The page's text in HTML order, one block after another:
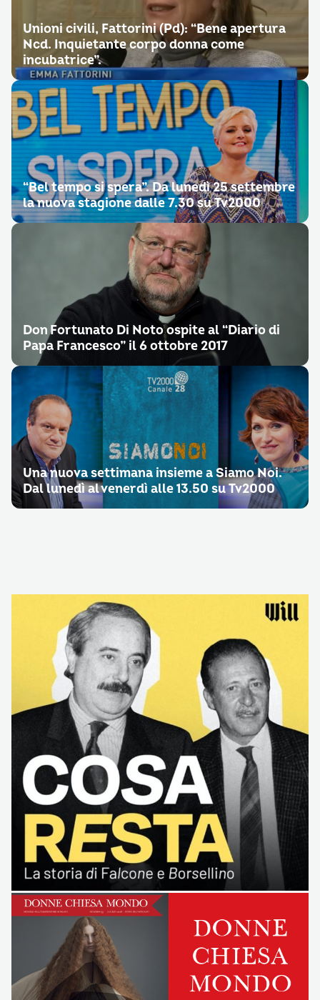
Unioni civili, Fattorini (Pd): “Bene apertura
Ncd. Inquietante corpo donna come
incubatrice”.
“Bel tempo si spera”. Da lunedì 25 settembre
la nuova stagione dalle 7.30 su Tv2000
Don Fortunato Di Noto ospite al “Diario di
Papa Francesco” il 6 ottobre 2017
Una nuova settimana insieme a Siamo Noi.
Dal lunedì al venerdì alle 13.50 su Tv2000